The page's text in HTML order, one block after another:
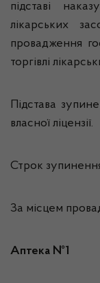
підставі
лікарських
провадження
торгівлі
Підстава
власної ліцензії.
Строк
За місцем
Аптека №1